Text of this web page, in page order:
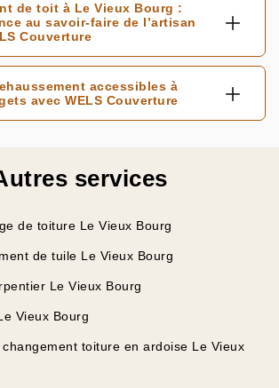
de toit à Le Vieux Bourg :
au savoir-faire de l’artisan
Couverture
accessibles à
avec WELS Couverture
services
de toiture Le Vieux Bourg
de tuile Le Vieux Bourg
Le Vieux Bourg
Vieux Bourg
toiture en ardoise Le Vieux